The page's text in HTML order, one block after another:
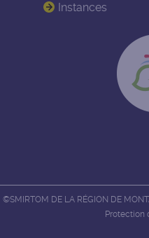
Instances
©SMIRTOM DE LA RÉGION DE
Protection